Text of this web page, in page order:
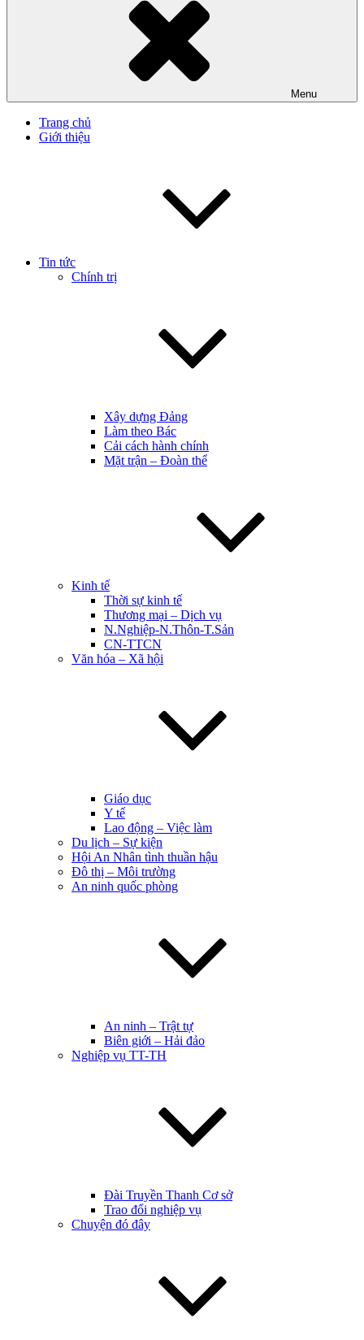
Menu
Trang chủ
Giới thiệu
Tin tức
Chính trị
Xây dựng Đảng
Làm theo Bác
Cải cách hành chính
Mặt trận – Đoàn thể
Kinh tế
Thời sự kinh tế
Thương mại – Dịch vụ
N.Nghiệp-N.Thôn-T.Sản
CN-TTCN
Văn hóa – Xã hội
Giáo dục
Y tế
Lao động – Việc làm
Du lịch – Sự kiện
Hội An Nhân tình thuần hậu
Đô thị – Môi trường
An ninh quốc phòng
An ninh – Trật tự
Biên giới – Hải đảo
Nghiệp vụ TT-TH
Đài Truyền Thanh Cơ sở
Trao đổi nghiệp vụ
Chuyện đó đây